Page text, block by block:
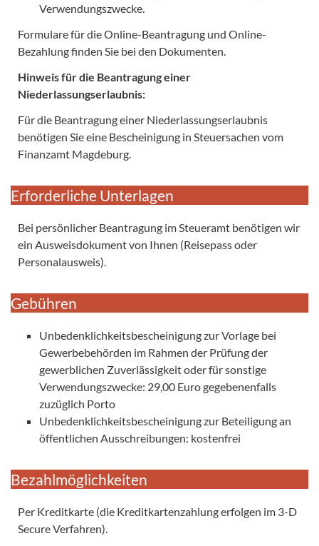
Verwendungszwecke.
Formulare für die Online-Beantragung und Online-
Bezahlung finden Sie bei den Dokumenten.
Hinweis für die Beantragung einer
Niederlassungserlaubnis:
Für die Beantragung einer Niederlassungserlaubnis
benötigen Sie eine Bescheinigung in Steuersachen vom
Finanzamt Magdeburg.
Erforderliche Unterlagen
Bei persönlicher Beantragung im Steueramt benötigen wir
ein Ausweisdokument von Ihnen (Reisepass oder
Personalausweis).
Gebühren
Unbedenklichkeitsbescheinigung zur Vorlage bei
Gewerbebehörden im Rahmen der Prüfung der
gewerblichen Zuverlässigkeit oder für sonstige
Verwendungszwecke: 29,00 Euro gegebenenfalls
zuzüglich Porto
Unbedenklichkeitsbescheinigung zur Beteiligung an
öffentlichen Ausschreibungen: kostenfrei
Bezahlmöglichkeiten
Per Kreditkarte (die Kreditkartenzahlung erfolgen im 3-D
Secure Verfahren).